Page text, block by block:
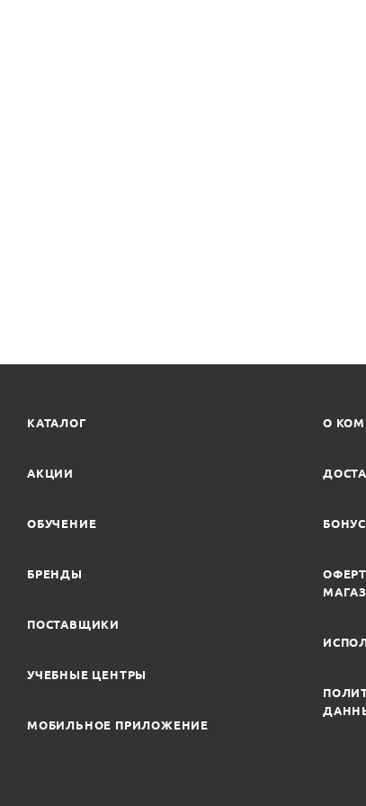
КАТАЛОГ
АКЦИИ
ОБУЧЕНИЕ
БРЕНДЫ
ПОСТАВЩИКИ
УЧЕБНЫЕ ЦЕНТРЫ
МОБИЛЬНОЕ ПРИЛОЖЕНИЕ
О